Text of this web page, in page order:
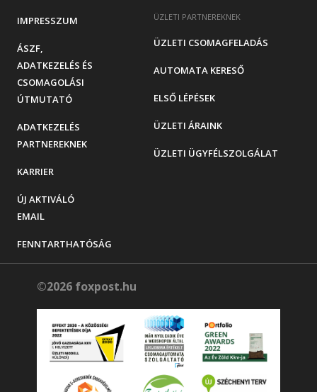
ÜZLETI PARTNEREKNEK
ÜZLETI CSOMAGFELADÁS
AUTOMATA KERESŐ
ELSŐ LÉPÉSEK
ÜZLETI ÁRAINK
ÜZLETI ÜGYFÉLSZOLGÁLAT
IMPRESSZUM
ÁSZF,
ADATKEZELÉS ÉS
CSOMAGOLÁSI
ÚTMUTATÓ
ADATKEZELÉS
PARTNEREKNEK
KARRIER
ÚJ AKTIVÁLÓ
EMAIL
FENNTARTHATÓSÁG
©2026 foxpost.hu